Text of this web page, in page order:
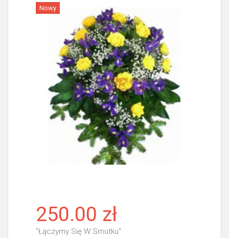
Więcej
Nowy
250.00 zł
"Łączymy Się W Smutku"